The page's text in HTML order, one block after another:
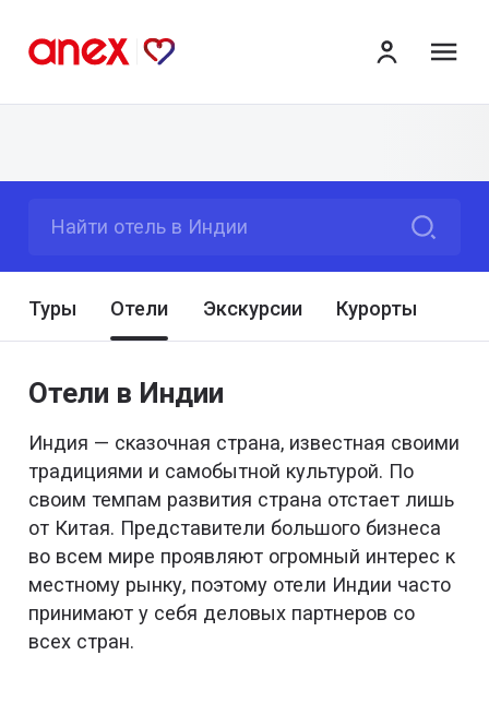
Найти отель в Индии
Туры Отели Экскурсии Курорты
Отели в Индии
Индия — сказочная страна, известная своими
традициями и самобытной культурой. По
своим темпам развития страна отстает лишь
от Китая. Представители большого бизнеса
во всем мире проявляют огромный интерес к
местному рынку, поэтому отели Индии часто
принимают у себя деловых партнеров со
всех стран.